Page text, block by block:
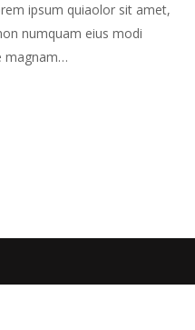
ipsum quiaolor sit amet,
numquam eius modi
magnam…